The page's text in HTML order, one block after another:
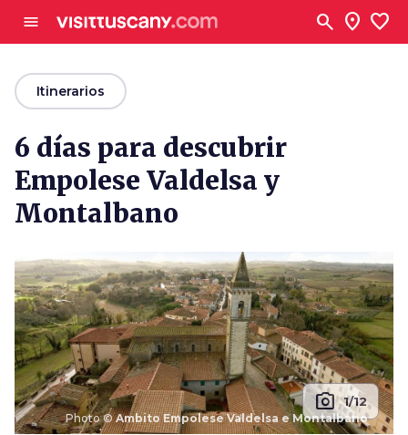
menu search location_on favorite
arrow_backItinerarios
6 días para descubrir
Empolese Valdelsa y
Montalbano
Photo ©Ambito Empolese Valdelsa e Montalbano
photo_camera 1/12